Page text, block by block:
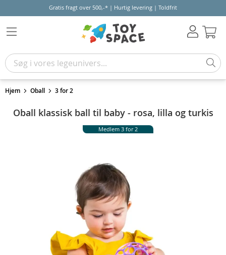
Gratis fragt over 500,-* | Hurtig levering | Toldfrit
Hjem Oball 3 for 2
Oball klassisk ball til baby - rosa, lilla og turkis
Medlem 3 for 2